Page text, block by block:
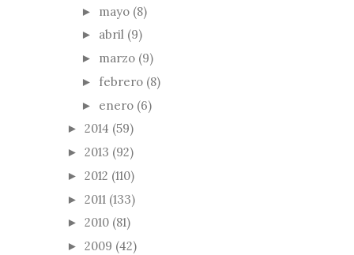
► mayo (8)
► abril (9)
► marzo (9)
► febrero (8)
► enero (6)
► 2014 (59)
► 2013 (92)
► 2012 (110)
► 2011 (133)
► 2010 (81)
► 2009 (42)